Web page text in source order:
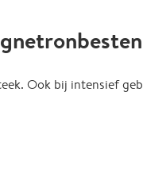
Ook bij intensief